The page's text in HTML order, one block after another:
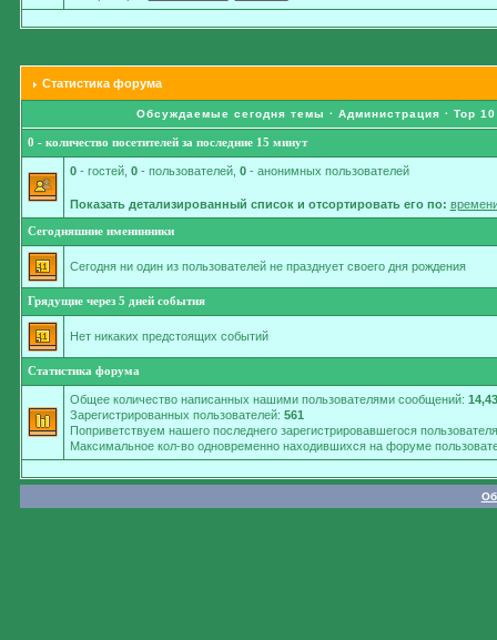
Статистика форума
Обсуждаемые сегодня темы · Администрация · Top
0 - количество посетителей за последние 15 минут
0- гостей, 0- пользователей, 0- анонимных пользователей
Показать детализированный список и отсортировать его по:
Сегодняшние именинники
Сегодня ни один из пользователей не празднует своего дня рождения
Грядущие через 5 дней события
Нет никаких предстоящих событий
Статистика форума
Общее количество написанных нашими пользователями сообщений:
Зарегистрированных пользователей: 561
Поприветствуем нашего последнего зарегистрировавшегося
Максимальное кол-во одновременно находившихся на форуме